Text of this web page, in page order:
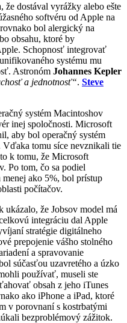
že dostával vyrážky alebo ešte
softvéru od Apple na
bol alergický na
obsahu, ktoré by
Schopnosť integrovať
systému mu
Astronóm Johannes Kepler
a jednotnosť“. Steve
systém Macintoshov
inej spoločnosti. Microsoft
aby bol operačný systém
tomu síce nevznikali tie
k tomu, že Microsoft
Po tom, čo sa podiel
ako 5%, bol prístup
počítačov.
ukázalo, že Jobsov model má
integráciu dal Apple
stratégie digitálneho
prepojenie vášho stolného
a spravovanie
súčasťou uzavretého a úzko
používať, museli ste
obsah z jeho iTunes
ako iPhone a iPad, ktoré
v porovnaní s kostrbatými
bezproblémový zážitok.